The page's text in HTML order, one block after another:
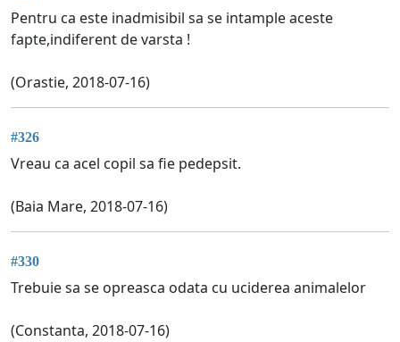
Pentru ca este inadmisibil sa se intample aceste
fapte,indiferent de varsta !
(Orastie, 2018-07-16)
#326
Vreau ca acel copil sa fie pedepsit.
(Baia Mare, 2018-07-16)
#330
Trebuie sa se opreasca odata cu uciderea animalelor
(Constanta, 2018-07-16)